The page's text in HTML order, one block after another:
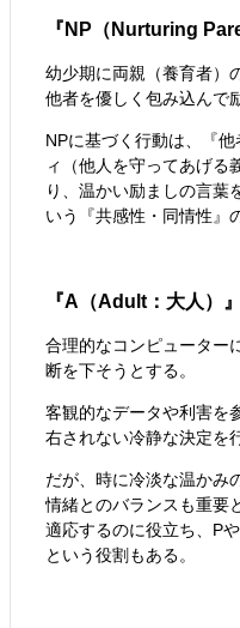
『NP（Nurturing
幼少期に両親（養育者）
他者を優しく包み込んで
NPに基づく行動は、『
ィ（他人を守ってあげる
り、温かい励ましの言葉
いう『共感性・同情性』
『A（Adult：大人）』
合理的なコンピューター
断を下そうとする。
客観的なデータや利害を
右されない冷静な決定を
だが、時に冷淡な温かみ
情緒とのバランスも重要
適応するのに役立ち、P
という役割もある。